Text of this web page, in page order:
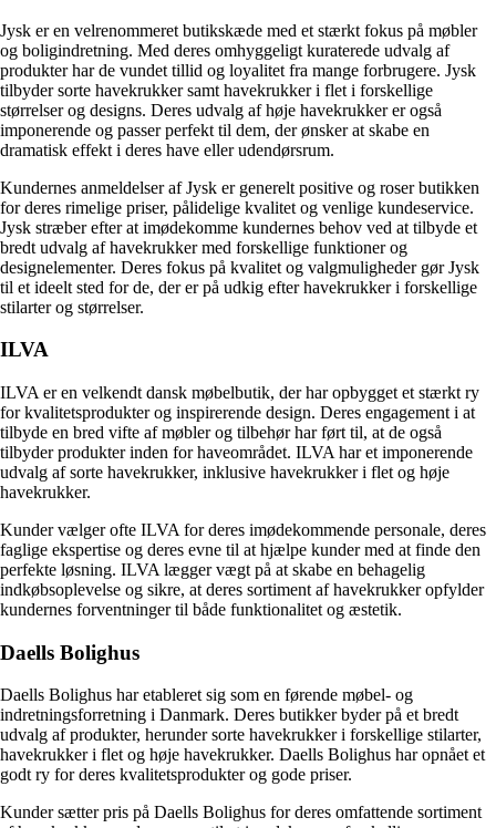
Jysk er en velrenommeret butikskæde med et stærkt fokus på møbler
og boligindretning. Med deres omhyggeligt kuraterede udvalg af
produkter har de vundet tillid og loyalitet fra mange forbrugere. Jysk
tilbyder sorte havekrukker samt havekrukker i flet i forskellige
størrelser og designs. Deres udvalg af høje havekrukker er også
imponerende og passer perfekt til dem, der ønsker at skabe en
dramatisk effekt i deres have eller udendørsrum.
Kundernes anmeldelser af Jysk er generelt positive og roser butikken
for deres rimelige priser, pålidelige kvalitet og venlige kundeservice.
Jysk stræber efter at imødekomme kundernes behov ved at tilbyde et
bredt udvalg af havekrukker med forskellige funktioner og
designelementer. Deres fokus på kvalitet og valgmuligheder gør Jysk
til et ideelt sted for de, der er på udkig efter havekrukker i forskellige
stilarter og størrelser.
ILVA
ILVA er en velkendt dansk møbelbutik, der har opbygget et stærkt ry
for kvalitetsprodukter og inspirerende design. Deres engagement i at
tilbyde en bred vifte af møbler og tilbehør har ført til, at de også
tilbyder produkter inden for haveområdet. ILVA har et imponerende
udvalg af sorte havekrukker, inklusive havekrukker i flet og høje
havekrukker.
Kunder vælger ofte ILVA for deres imødekommende personale, deres
faglige ekspertise og deres evne til at hjælpe kunder med at finde den
perfekte løsning. ILVA lægger vægt på at skabe en behagelig
indkøbsoplevelse og sikre, at deres sortiment af havekrukker opfylder
kundernes forventninger til både funktionalitet og æstetik.
Daells Bolighus
Daells Bolighus har etableret sig som en førende møbel- og
indretningsforretning i Danmark. Deres butikker byder på et bredt
udvalg af produkter, herunder sorte havekrukker i forskellige stilarter,
havekrukker i flet og høje havekrukker. Daells Bolighus har opnået et
godt ry for deres kvalitetsprodukter og gode priser.
Kunder sætter pris på Daells Bolighus for deres omfattende sortiment